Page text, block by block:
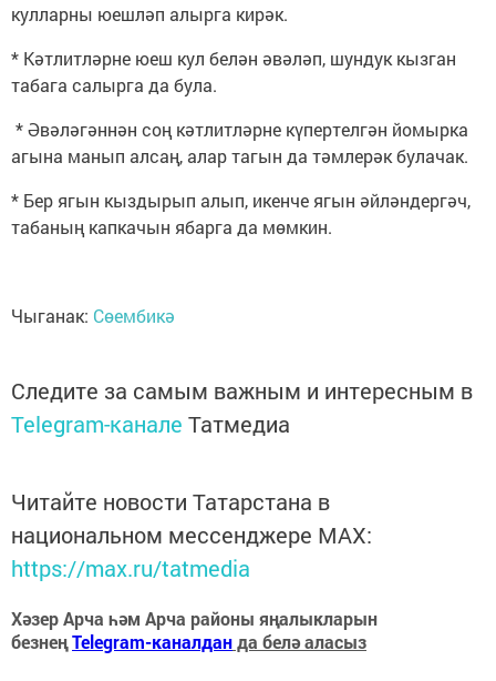
кулларны юешләп алырга кирәк.
* Кәтлитләрне юеш кул белән әвәләп, шундук кызган
табага салырга да була.
* Әвәләгәннән соң кәтлитләрне күпертелгән йомырка
агына манып алсаң, алар тагын да тәмлерәк булачак.
* Бер ягын кыздырып алып, икенче ягын әйләндергәч,
табаның капкачын ябарга да мөмкин.
Чыганак: Сөембикә
Следите за самым важным и интересным в
Telegram-канале Татмедиа
Читайте новости Татарстана в
национальном мессенджере MАХ:
https://max.ru/tatmedia
Хәзер Арча һәм Арча районы яңалыкларын
безнеңTelegram-каналданда белә аласыз